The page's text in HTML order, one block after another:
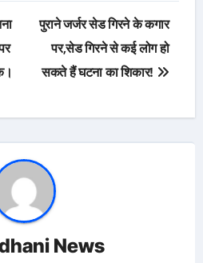
पुराने जर्जर सेड गिरने के कगार
पर,सेड गिरने से कई लोग हो
सकते हैं घटना का शिकार!
News